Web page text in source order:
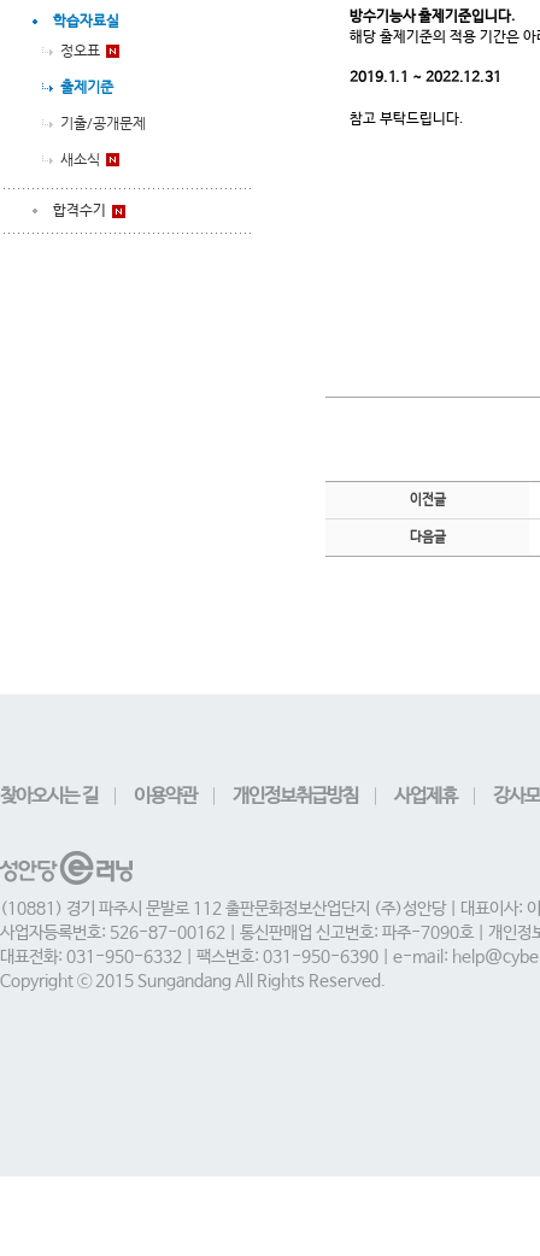
학습자료실
정오표
출제기준
기출/공개문제
새소식
합격수기
방수기능사 출제기준입니다.
해당 출제기준의 적용 기간은
2019.1.1 ~ 2022.12.31
참고 부탁드립니다.
이전글
다음글
찾아오시는 길 이용약관 개인정보취급방침 사업제휴 강사
(10881) 경기 파주시 문발로 112 출판문화정보산업단지 (주)성안당 | 대표이사:
사업자등록번호: 526-87-00162 | 통신판매업 신고번호: 파주-7090호 | 개인정
대표전화: 031-950-6332 | 팩스번호: 031-950-6390 | e-mail:
Copyright ⓒ 2015 Sungandang All Rights Reserved.